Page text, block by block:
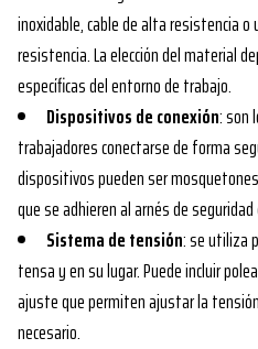
inoxidable, cable de alta resistencia
resistencia. La elección del material
específicas del entorno de trabajo.
Dispositivos de conexión: son
trabajadores conectarse de forma
dispositivos pueden ser
que se adhieren al arnés de
Sistema de tensión: se utiliza
tensa y en su lugar. Puede incluir
ajuste que permiten ajustar la
necesario.